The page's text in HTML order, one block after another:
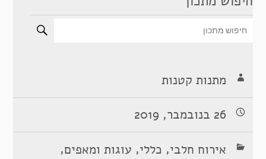
מתנות קטנות
26 בנובמבר, 2019
אירוח חלבי, כללי, עוגות ומאפים,